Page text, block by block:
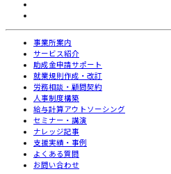
事業所案内
サービス紹介
助成金申請サポート
就業規則作成・改訂
労務相談・顧問契約
人事制度構築
給与計算アウトソーシング
セミナー・講演
ナレッジ記事
支援実績・事例
よくある質問
お問い合わせ